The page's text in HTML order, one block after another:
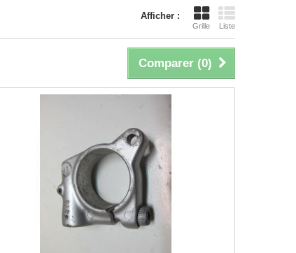
Afficher :
Grille Liste
Comparer (0)